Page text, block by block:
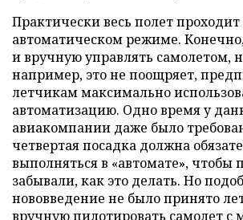
Практически весь полет проходит
автоматическом режиме.
и вручную управлять самолетом,
например, это не поощряет,
летчикам максимально
автоматизацию. Одно время у
авиакомпании даже было
четвертая посадка должна
выполняться в «автомате», чтобы
забывали, как это делать. Но
нововведение не было принято
вручную пилотировать самолет с